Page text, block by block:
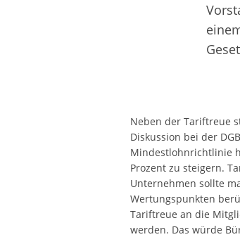
Neben der Tariftreue
Diskussion bei der
Mindestlohnrichtlinie
Prozent zu steigern.
Unternehmen sollte
Wertungspunkten
Tariftreue an die
werden. Das würde